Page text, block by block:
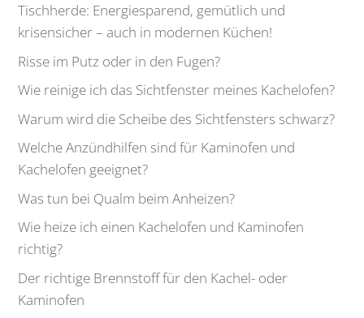
Tischherde: Energiesparend, gemütlich und
krisensicher – auch in modernen Küchen!
Risse im Putz oder in den Fugen?
Wie reinige ich das Sichtfenster meines Kachelofen?
Warum wird die Scheibe des Sichtfensters schwarz?
Welche Anzündhilfen sind für Kaminofen und
Kachelofen geeignet?
Was tun bei Qualm beim Anheizen?
Wie heize ich einen Kachelofen und Kaminofen
richtig?
Der richtige Brennstoff für den Kachel- oder
Kaminofen